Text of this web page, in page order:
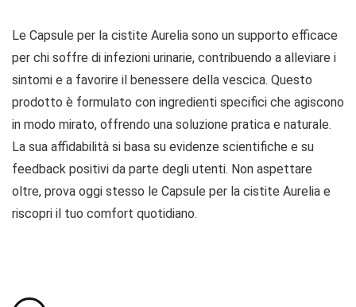
Le Capsule per la cistite Aurelia sono un supporto efficace
per chi soffre di infezioni urinarie, contribuendo a alleviare i
sintomi e a favorire il benessere della vescica. Questo
prodotto è formulato con ingredienti specifici che agiscono
in modo mirato, offrendo una soluzione pratica e naturale.
La sua affidabilità si basa su evidenze scientifiche e su
feedback positivi da parte degli utenti. Non aspettare
oltre, prova oggi stesso le Capsule per la cistite Aurelia e
riscopri il tuo comfort quotidiano.